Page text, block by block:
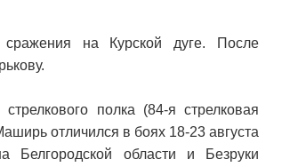
на Курской дуге. После
полка (84-я стрелковая
отличился в боях 18-23 августа
Белгородской области и Безруки